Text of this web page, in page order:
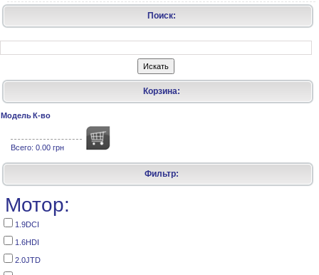
Поиск:
Корзина:
Модель К-во
Всего: 0.00 грн
Фильтр:
Мотор:
1.9DCI
1.6HDI
2.0JTD